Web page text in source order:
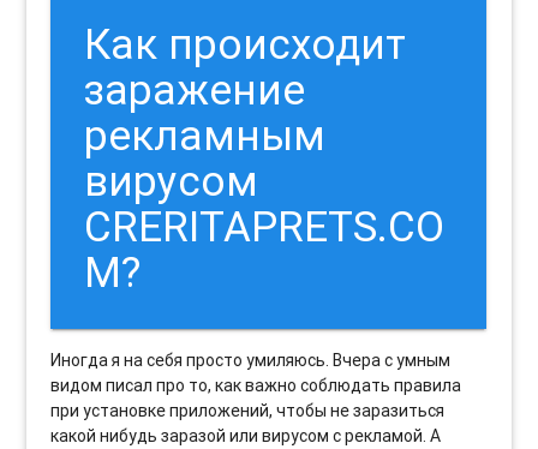
Как происходит
заражение
рекламным
вирусом
CRERITAPRETS.CO
M?
Иногда я на себя просто умиляюсь. Вчера с умным
видом писал про то, как важно соблюдать правила
при установке приложений, чтобы не заразиться
какой нибудь заразой или вирусом с рекламой. А